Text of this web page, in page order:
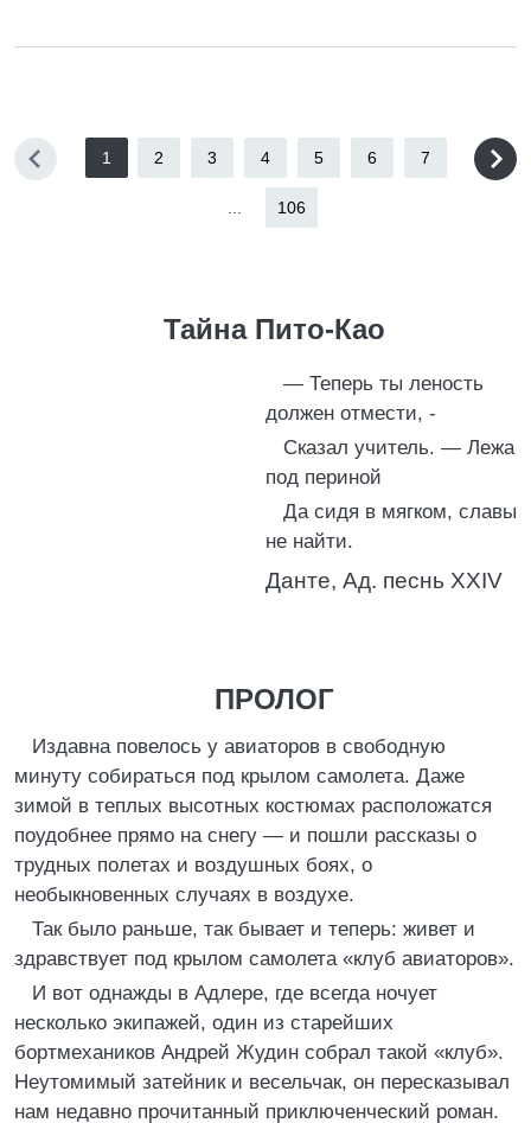
1 2 3 4 5 6 7
106
Тайна Пито-Као
— Теперь ты леность
должен отмести, -
Сказал учитель. — Лежа
под периной
Да сидя в мягком, славы
не найти.
Данте, Ад. песнь XXIV
ПРОЛОГ
Издавна повелось у авиаторов в свободную
минуту собираться под крылом самолета. Даже
зимой в теплых высотных костюмах расположатся
поудобнее прямо на снегу — и пошли рассказы о
трудных полетах и воздушных боях, о
необыкновенных случаях в воздухе.
Так было раньше, так бывает и теперь: живет и
здравствует под крылом самолета «клуб авиаторов».
И вот однажды в Адлере, где всегда ночует
несколько экипажей, один из старейших
бортмехаников Андрей Жудин собрал такой «клуб».
Неутомимый затейник и весельчак, он пересказывал
нам недавно прочитанный приключенческий роман.